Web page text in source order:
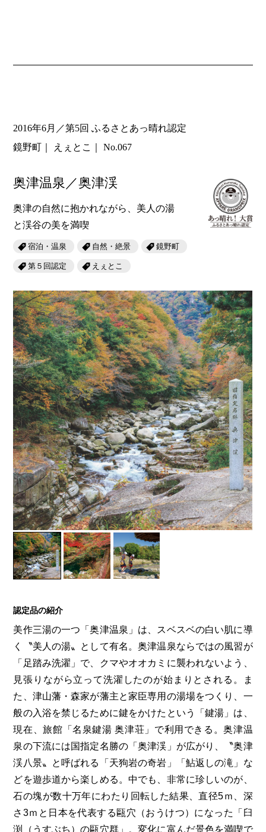
2016年6月／第5回 ふるさとあっ晴れ認定
鏡野町
えぇとこ No.067
奥津温泉／奥津渓
奥津の自然に抱かれながら、美人の湯
と渓谷の美を満喫
宿泊・温泉 自然・絶景 鏡野町
第５回認定 えぇとこ
認定品の紹介
美作三湯の一つ「奥津温泉」は、スベスベの白い肌に導
く〝美人の湯〟として有名。奥津温泉ならではの風習が
「足踏み洗濯」で、クマやオオカミに襲われないよう、
見張りながら立って洗濯したのが始まりとされる。ま
た、津山藩・森家が藩主と家臣専用の湯場をつくり、一
般の入浴を禁じるために鍵をかけたという「鍵湯」は、
現在、旅館「名泉鍵湯 奥津荘」で利用できる。奥津温
泉の下流には国指定名勝の「奥津渓」が広がり、〝奥津
渓八景〟と呼ばれる「天狗岩の奇岩」「鮎返しの滝」な
どを遊歩道から楽しめる。中でも、非常に珍しいのが、
石の塊が数十万年にわたり回転した結果、直径5ｍ、深
さ3ｍと日本を代表する甌穴（おうけつ）になった「臼
渕（うすぶち）の甌穴群」。変化に富んだ景色を満喫で